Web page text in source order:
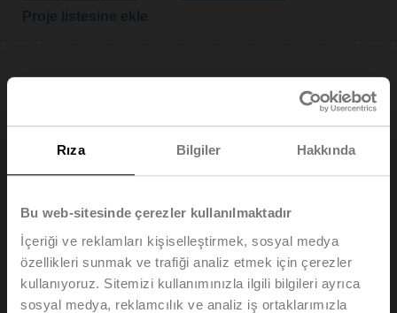
Rıza Bilgiler Hakkında
Bu web-sitesinde çerezler kullanılmaktadır
İçeriği ve reklamları kişiselleştirmek, sosyal medya
özellikleri sunmak ve trafiği analiz etmek için çerezler
kullanıyoruz. Sitemizi kullanımınızla ilgili bilgileri ayrıca
sosyal medya, reklamcılık ve analiz iş ortaklarımızla
EV025R2+KBAC
Elektrikli 2 yollu PI-CCV Belimo Energy Valve™, acil
BACnet MS/TP, Modbus TCP, Modbus RTU, MP-Bus,
Cloud, 2...10 V, DN 25, İçten ve dıştan dişli,
Rp 1"G 1 1/4", PN 25, ps 1600 kPa, V'nom 0.97 l/s,
Akışkan sıcaklığı -10...120°C [14...248°F], Glikol izleme
Liste fiyatı: EUR 2.450,00